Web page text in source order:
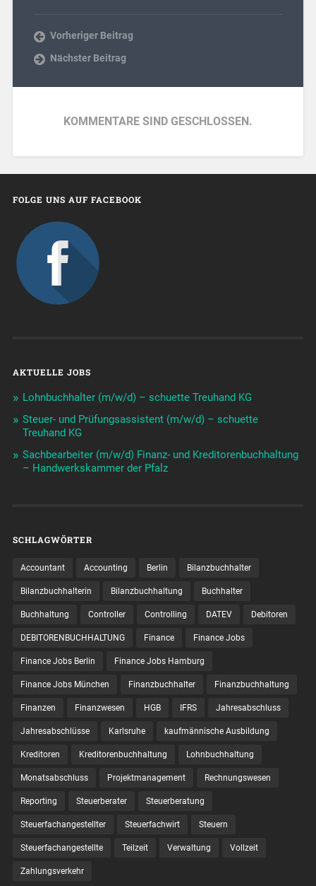
Vorheriger Beitrag
Nächster Beitrag
KOMMENTARE SIND GESCHLOSSEN.
FOLGE UNS AUF FACEBOOK
AKTUELLE JOBS
Lohnbuchhalter (m/w/d) – schuette Treuhand KG
Steuer- und Prüfungsassistent (m/w/d) – schuette
Treuhand KG
Sachbearbeiter (m/w/d) Finanz- und Kreditorenbuchhaltung
– Handwerkskammer der Pfalz
SCHLAGWÖRTER
Accountant Accounting Berlin Bilanzbuchhalter
Bilanzbuchhalterin Bilanzbuchhaltung Buchhalter
Buchhaltung Controller Controlling DATEV Debitoren
DEBITORENBUCHHALTUNG Finance Finance Jobs
Finance Jobs Berlin Finance Jobs Hamburg
Finance Jobs München Finanzbuchhalter Finanzbuchhaltung
Finanzen Finanzwesen HGB IFRS Jahresabschluss
Jahresabschlüsse Karlsruhe kaufmännische Ausbildung
Kreditoren Kreditorenbuchhaltung Lohnbuchhaltung
Monatsabschluss Projektmanagement Rechnungswesen
Reporting Steuerberater Steuerberatung
Steuerfachangestellter Steuerfachwirt Steuern
Steuer­fach­ange­stellte Teilzeit Verwaltung Vollzeit
Zahlungsverkehr